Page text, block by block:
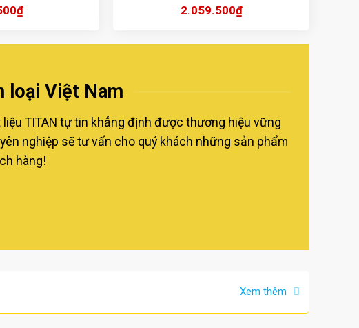
₫ 2.059.500₫
loại Việt Nam
TITAN tự tin khẳng định được thương hiệu vững
nghiệp sẽ tư vấn cho quý khách những sản phẩm
hàng!
Xem thêm